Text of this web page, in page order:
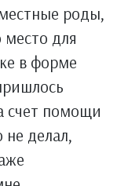
роды,
место для
в форме
счет помощи
делал,